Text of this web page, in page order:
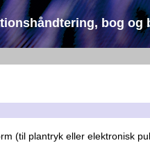
bog og
(til plantryk eller elektronisk